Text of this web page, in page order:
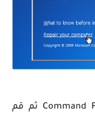
ثم اتبع الخطوات حتي تجد خيار Command Prompt ثم قم